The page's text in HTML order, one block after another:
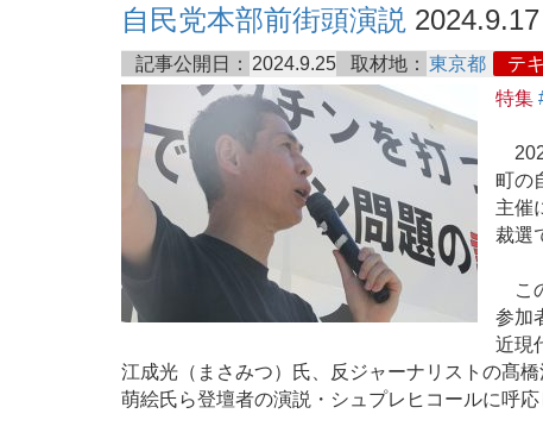
自民党本部前街頭演説 2024.9.17
記事公開日： 2024.9.25 取材地： 東京都 テ
特集
町の
主催
裁選
こ
参加
近現
江成光（まさみつ）氏、反ジャーナリストの髙
萌絵氏ら登壇者の演説・シュプレヒコールに呼応